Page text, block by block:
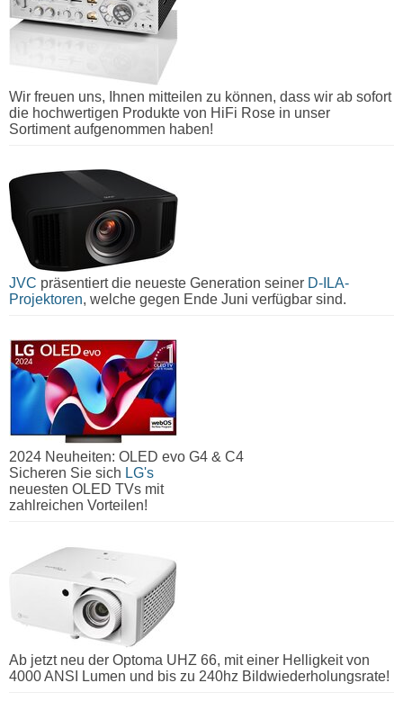
Wir freuen uns, Ihnen mitteilen zu können, dass wir ab sofort
die hochwertigen Produkte von HiFi Rose in unser
Sortiment aufgenommen haben!
JVC präsentiert die neueste Generation seiner D-ILA-
Projektoren, welche gegen Ende Juni verfügbar sind.
2024 Neuheiten: OLED evo G4 & C4
Sicheren Sie sich LG's
neuesten OLED TVs mit
zahlreichen Vorteilen!
Ab jetzt neu der Optoma UHZ 66, mit einer Helligkeit von
4000 ANSI Lumen und bis zu 240hz Bildwiederholungsrate!